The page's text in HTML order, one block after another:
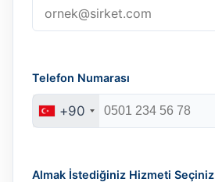
Telefon Numarası
+90
Almak İstediğiniz Hizmeti Seçiniz